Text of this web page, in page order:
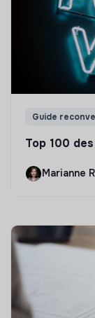
Guide
Top 100
Marianne